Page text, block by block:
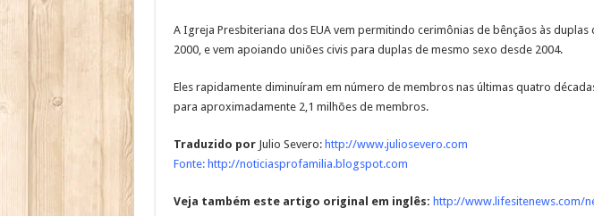
A Igreja Presbiteriana dos EUA vem permitindo cerimônias de bênçãos às
2000, e vem apoiando uniões civis para duplas de mesmo sexo desde 2004.
Eles rapidamente diminuíram em número de membros nas últimas quatro
para aproximadamente 2,1 milhões de membros.
Traduzido porJulio Severo: http://www.juliosevero.com
Fonte: http://noticiasprofamilia.blogspot.com
Veja também este artigo original em inglês: http://www.lifesitenews.com/